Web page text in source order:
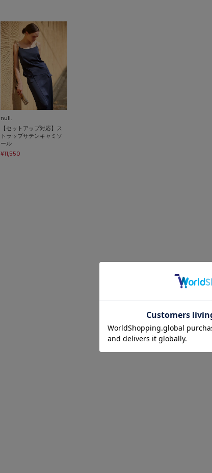
null.
【セットアップ対応】ス
トラップサテンキャミソ
ール
¥11,550